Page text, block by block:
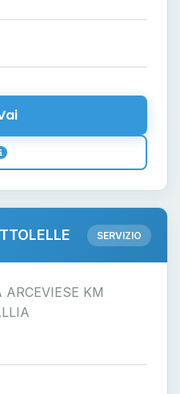
SERVIZIO
ARCEVIESE KM